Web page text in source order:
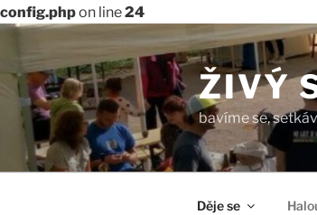
config.phpon line24
Přejít
obsahu
webu
ŽIVÝ
bavíme se,
Děje se